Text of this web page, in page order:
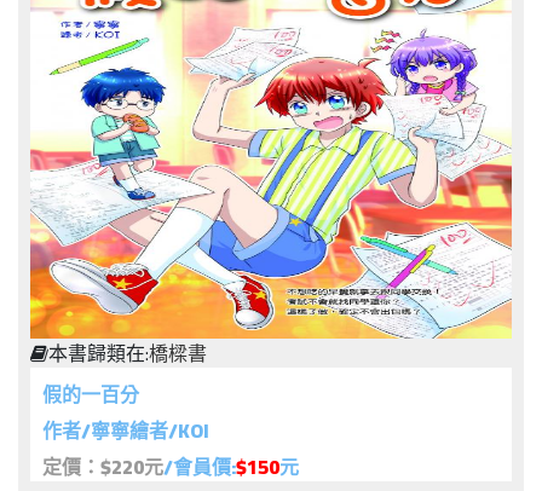
本書歸類在:橋樑書
假的一百分
作者/寧寧繪者/KOI
定價：$220元/會員價:$150元